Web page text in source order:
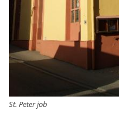
St. Peter job